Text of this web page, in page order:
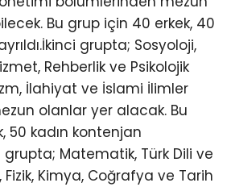
Bu grup için 40 erkek, 40
grupta; Sosyoloji,
Rehberlik ve Psikolojik
İlahiyat ve İslami İlimler
olanlar yer alacak. Bu
50 kadın kontenjan
Matematik, Türk Dili ve
Fizik, Kimya, Coğrafya ve Tarih